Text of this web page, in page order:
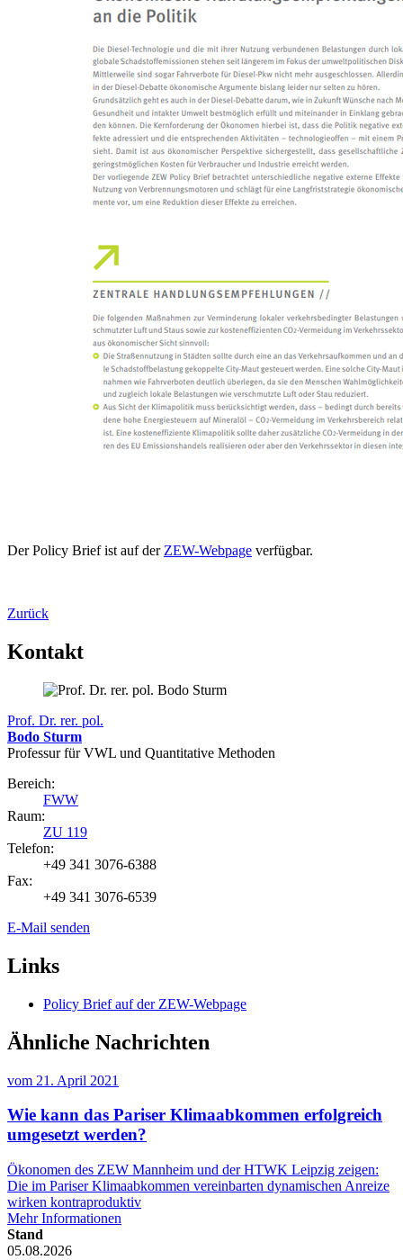
Der Policy Brief ist auf der ZEW-Webpage verfügbar.
Zurück
Kontakt
Prof. Dr. rer. pol.
Bodo Sturm
Professur für VWL und Quantitative Methoden
Bereich:
FWW
Raum:
ZU 119
Telefon:
+49 341 3076-6388
Fax:
+49 341 3076-6539
E-Mail senden
Links
Policy Brief auf der ZEW-Webpage
Ähnliche Nachrichten
vom 21. April 2021
Wie kann das Pariser Klimaabkommen erfolgreich
umgesetzt werden?
Ökonomen des ZEW Mannheim und der HTWK Leipzig zeigen:
Die im Pariser Klimaabkommen vereinbarten dynamischen Anreize
wirken kontraproduktiv
Mehr Informationen
Stand
05.08.2026